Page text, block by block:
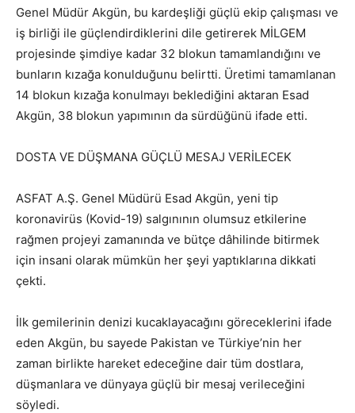
Genel Müdür Akgün, bu kardeşliği güçlü ekip çalışması ve
iş birliği ile güçlendirdiklerini dile getirerek MİLGEM
projesinde şimdiye kadar 32 blokun tamamlandığını ve
bunların kızağa konulduğunu belirtti. Üretimi tamamlanan
14 blokun kızağa konulmayı beklediğini aktaran Esad
Akgün, 38 blokun yapımının da sürdüğünü ifade etti.
DOSTA VE DÜŞMANA GÜÇLÜ MESAJ VERİLECEK
ASFAT A.Ş. Genel Müdürü Esad Akgün, yeni tip
koronavirüs (Kovid-19) salgınının olumsuz etkilerine
rağmen projeyi zamanında ve bütçe dâhilinde bitirmek
için insani olarak mümkün her şeyi yaptıklarına dikkati
çekti.
İlk gemilerinin denizi kucaklayacağını göreceklerini ifade
eden Akgün, bu sayede Pakistan ve Türkiye’nin her
zaman birlikte hareket edeceğine dair tüm dostlara,
düşmanlara ve dünyaya güçlü bir mesaj verileceğini
söyledi.